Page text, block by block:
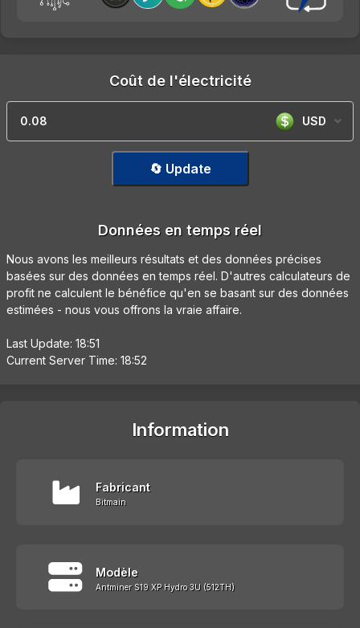
Coût de l'électricité
USD
🔄 Update
Données en temps réel
Nous avons les meilleurs résultats et des données précises
basées sur des données en temps réel. D'autres calculateurs de
profit ne calculent le bénéfice qu'en se basant sur des données
estimées - nous vous offrons la vraie affaire.
Last Update: 18:51
Current Server Time: 18:52
Information
Fabricant
Bitmain
Modèle
Antminer S19 XP Hydro 3U (512TH)